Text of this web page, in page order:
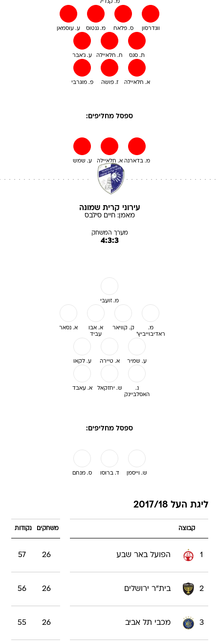
מ. קנדיל
ע. עוסמאן מ. גנטוס ס. פלאח וונדרסון
ע. ג'אבר ח. חלאיילה ת. סגס
פ. מוגרבי ז. פושה א. חלאיילה
ספסל מחליפים:
ע. שמש א. חלאיילה מ. בדארנה
עירוני קרית שמונה
מאמן:חיים סילבס
מערך המשחק
4:3:3
מ. זועבי
א. נסאר
א. אבו
עביד
ק. קוויאר
מ.
ראדיבוייביץ'
ע. לקאו א. טיירה ע. שמיר
א. עאבד ש. יחזקאל
נ.
האסלביינק
ספסל מחליפים:
ס. מנחם ד. ברוסו ש. וייסמן
ליגת העל 2017/18
קבוצה משחקים נקודות
1 הפועל באר שבע 26
57
2 בית"ר ירושלים 26
56
3 מכבי תל אביב 26
55